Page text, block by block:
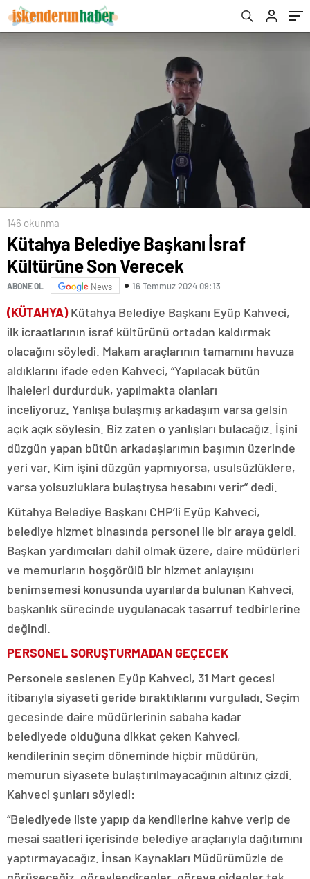
146 okunma
Kütahya Belediye Başkanı İsraf
Kültürüne Son Verecek
ABONE OL News 16 Temmuz 2024 09:13
(KÜTAHYA)Kütahya Belediye Başkanı Eyüp Kahveci,
ilk icraatlarının israf kültürünü ortadan kaldırmak
olacağını söyledi. Makam araçlarının tamamını havuza
aldıklarını ifade eden Kahveci, “Yapılacak bütün
ihaleleri durdurduk, yapılmakta olanları
inceliyoruz. Yanlışa bulaşmış arkadaşım varsa gelsin
açık açık söylesin. Biz zaten o yanlışları bulacağız. İşini
düzgün yapan bütün arkadaşlarımın başımın üzerinde
yeri var. Kim işini düzgün yapmıyorsa, usulsüzlüklere,
varsa yolsuzluklara bulaştıysa hesabını verir” dedi.
Kütahya Belediye Başkanı CHP’li Eyüp Kahveci,
belediye hizmet binasında personel ile bir araya geldi.
Başkan yardımcıları dahil olmak üzere, daire müdürleri
ve memurların hoşgörülü bir hizmet anlayışını
benimsemesi konusunda uyarılarda bulunan Kahveci,
başkanlık sürecinde uygulanacak tasarruf tedbirlerine
değindi.
PERSONEL SORUŞTURMADAN GEÇECEK
Personele seslenen Eyüp Kahveci, 31 Mart gecesi
itibarıyla siyaseti geride bıraktıklarını vurguladı. Seçim
gecesinde daire müdürlerinin sabaha kadar
belediyede olduğuna dikkat çeken Kahveci,
kendilerinin seçim döneminde hiçbir müdürün,
memurun siyasete bulaştırılmayacağının altınız çizdi.
Kahveci şunları söyledi:
“Belediyede liste yapıp da kendilerine kahve verip de
mesai saatleri içerisinde belediye araçlarıyla dağıtımını
yaptırmayacağız. İnsan Kaynakları Müdürümüzle de